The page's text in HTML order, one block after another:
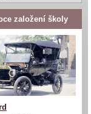
založení školy